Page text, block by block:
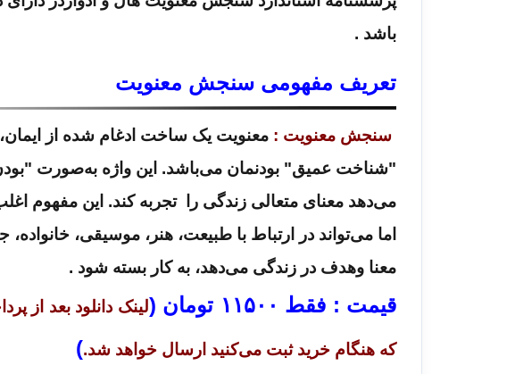
باشد .
تعریف مفهومی سنجش معنویت
سنجش معنویت : معنویت یک ساخت ادغام شده از ایمان،
"شناخت عمیق" بودنمان می‌باشد. این واژه به‌صورت
می‌دهد معنای متعالی زندگی را تجربه کند. این مفهوم
اما می‌تواند در ارتباط با طبیعت، هنر، موسیقی،
معنا وهدف در زندگی می‌دهد، به کار بسته شود .
قیمت : فقط ۱۱۵۰۰ تومان (لینک دانلود بعد از
که هنگام خرید ثبت می‌کنید ارسال خواهد شد.)